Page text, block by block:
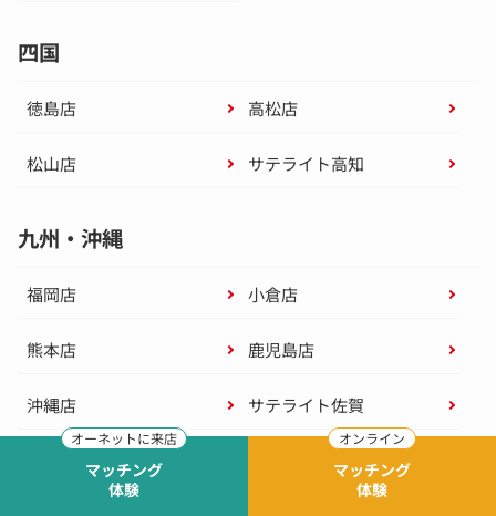
マッチング
体験
マッチング
体験
四国
徳島店 高松店
松山店 サテライト高知
九州・沖縄
福岡店 小倉店
熊本店 鹿児島店
沖縄店 サテライト佐賀
サテライト長崎 サテライト大分